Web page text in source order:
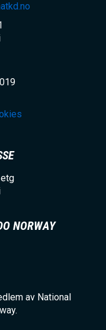
NORWAY
av National